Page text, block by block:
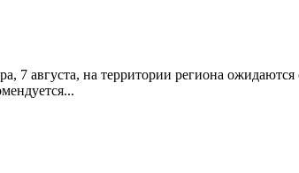
августа, на территории региона